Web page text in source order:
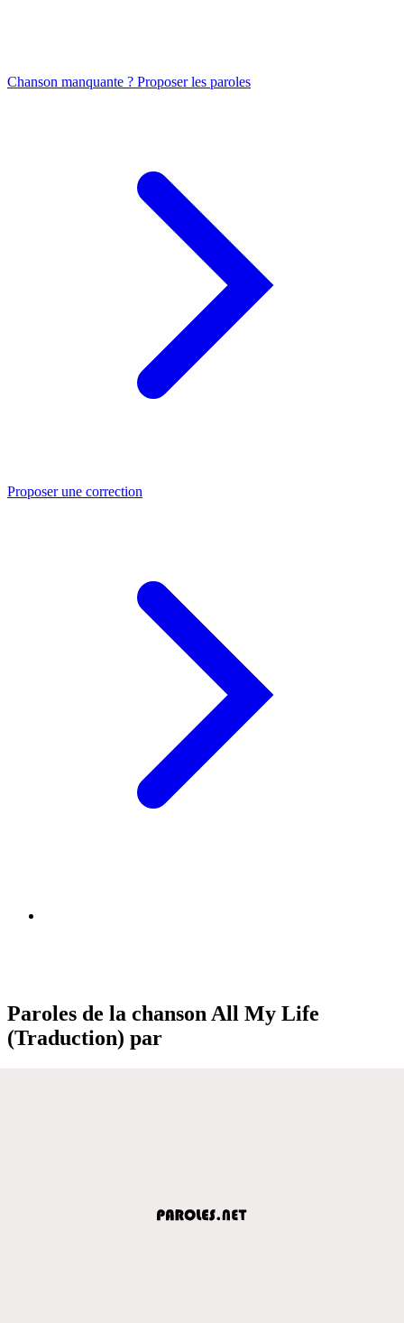
Chanson manquante ? Proposer les paroles
Proposer une correction
Paroles de la chanson All My Life
(Traduction) par